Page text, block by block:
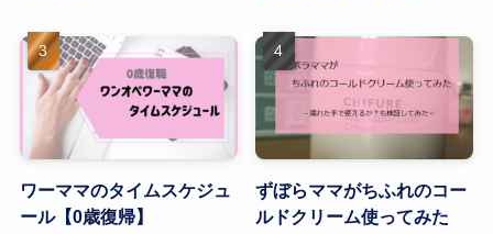
ワーママのタイムスケジュ
ール【0歳復帰】
ずぼらママがちふれのコー
ルドクリーム使ってみた